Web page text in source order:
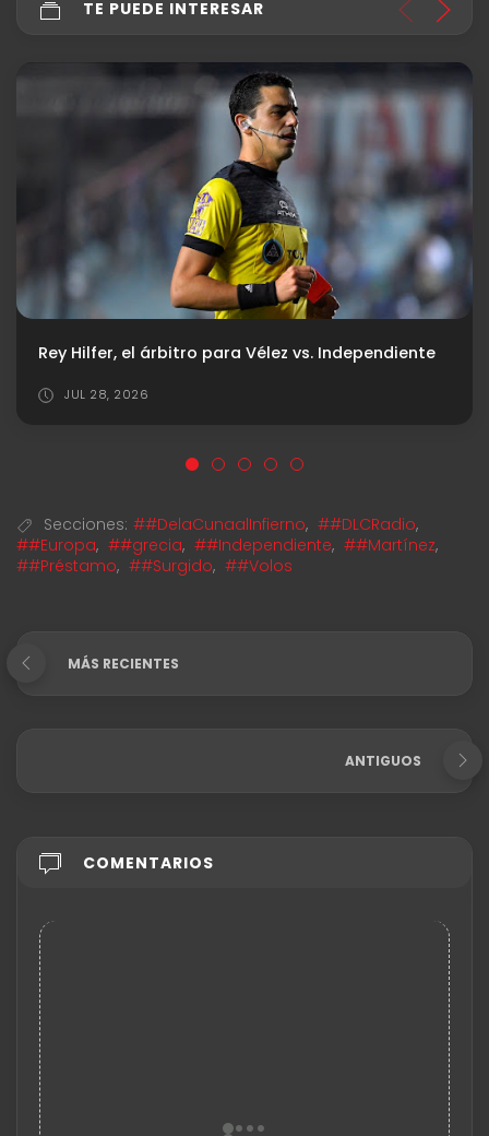
TE PUEDE INTERESAR
JUL 23, 2026
Secciones: ##DelaCunaalInfierno, ##DLCRadio,
##Europa, ##grecia, ##Independiente, ##Martínez,
##Préstamo, ##Surgido, ##Volos
MÁS RECIENTES
ANTIGUOS
COMENTARIOS